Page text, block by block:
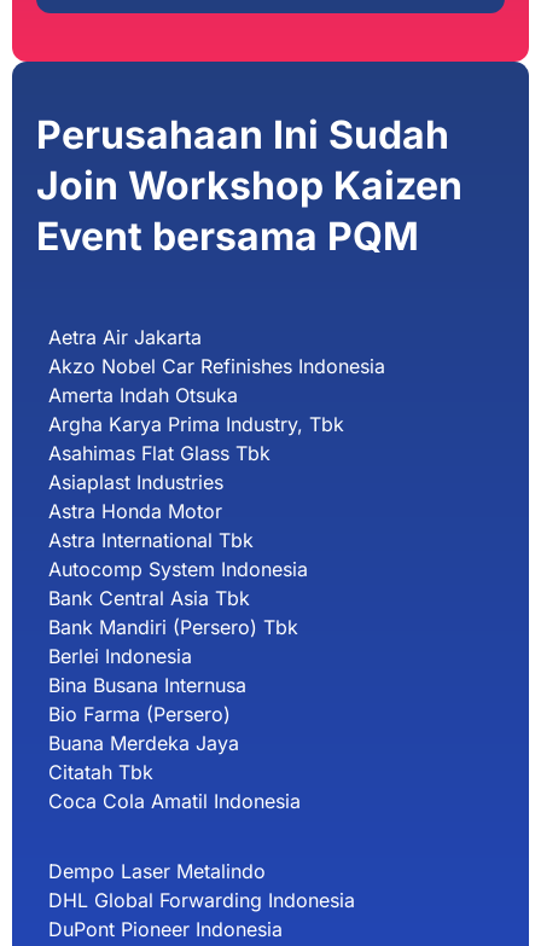
Perusahaan Ini Sudah
Join Workshop Kaizen
Event bersama PQM
Aetra Air Jakarta
Akzo Nobel Car Refinishes Indonesia
Amerta Indah Otsuka
Argha Karya Prima Industry, Tbk
Asahimas Flat Glass Tbk
Asiaplast Industries
Astra Honda Motor
Astra International Tbk
Autocomp System Indonesia
Bank Central Asia Tbk
Bank Mandiri (Persero) Tbk
Berlei Indonesia
Bina Busana Internusa
Bio Farma (Persero)
Buana Merdeka Jaya
Citatah Tbk
Coca Cola Amatil Indonesia
Dempo Laser Metalindo
DHL Global Forwarding Indonesia
DuPont Pioneer Indonesia